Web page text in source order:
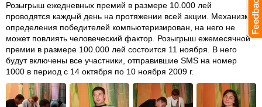
Розыгрыш ежедневных премий в размере 10.000 лей
проводятся каждый день на протяжении всей акции. Механизм
определения победителей компьютеризирован, на него не
может повлиять человеческий фактор. Розыгрыш ежемесячной
премии в размере 100.000 лей состоится 11 ноября. В него
будут включены все участники, отправившие SMS на номер
1000 в период с 14 октября по 10 ноября 2009 г.